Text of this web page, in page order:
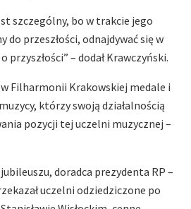
szczególny, bo w trakcie jego
do przeszłości, odnajdywać się w
przyszłości” – dodał Krawczyński.
Filharmonii Krakowskiej medale i
którzy swoją działalnością
pozycji tej uczelni muzycznej –
doradca prezydenta RP –
uczelni odziedziczone po